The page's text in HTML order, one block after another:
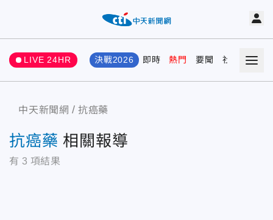
LIVE 24HR 決戰2026 即時 熱門 要聞 社會 娛樂
中天新聞網 抗癌藥
抗癌藥 相關報導
有 3 項結果